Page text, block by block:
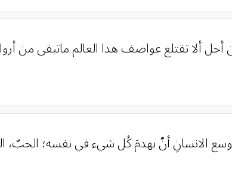
ألا تقتلع عواصف هذا العالم ماتبقى من
الانسانِ أنّ يهدمَ كُل شيء في نفسه؛ الحبّ،